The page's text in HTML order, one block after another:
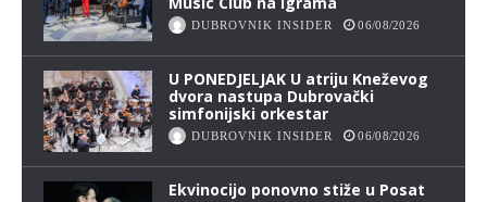
DUBROVNIK INSIDER 06/08/2026
U PONEDJELJAK U atriju Kneževog
dvora nastupa Dubrovački
simfonijski orkestar
DUBROVNIK INSIDER 06/08/2026
Ekvinocijo ponovno stiže u Posat